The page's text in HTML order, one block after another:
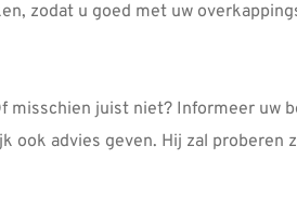
zodat u goed met uw
juist niet? Informeer uw
advies geven. Hij zal proberen